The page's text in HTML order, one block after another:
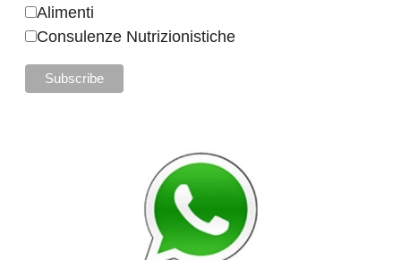
Alimenti
Consulenze Nutrizionistiche